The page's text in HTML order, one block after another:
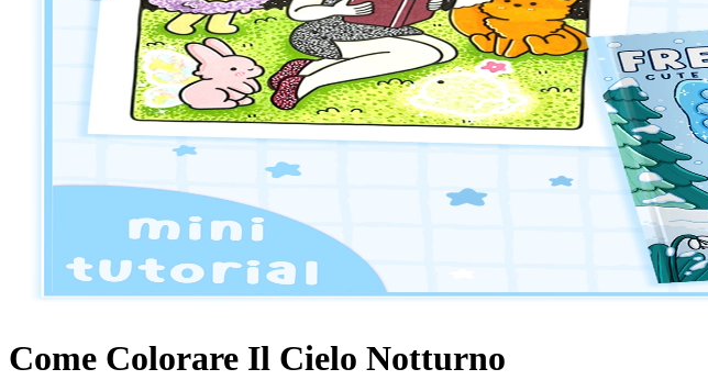
Come Colorare Il Cielo Notturno